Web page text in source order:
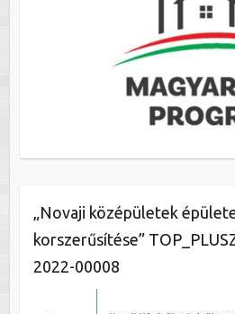
„Novaji középületek
korszerűsítése”
2022-00008